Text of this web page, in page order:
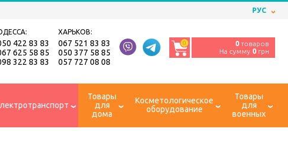
РУС
422 83 83
625 58 85
322 83 83
ХАРЬКОВ:
067 521 83 83
050 377 58 85
057 727 08 08
0 0 товаров
На сумму 0 грн
Товары
для
дома
Косметологическое
оборудование
Товары
для
военных